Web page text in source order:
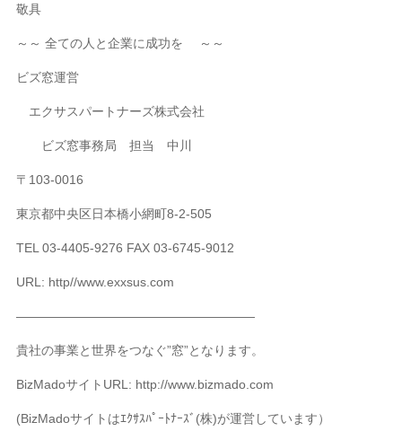
敬具
～～ 全ての人と企業に成功を ～～
ビズ窓運営
エクサスパートナーズ株式会社
ビズ窓事務局 担当 中川
〒103-0016
東京都中央区日本橋小網町8-2-505
TEL 03-4405-9276 FAX 03-6745-9012
URL: http//www.exxsus.com
———————————————————
貴社の事業と世界をつなぐ”窓”となります。
BizMadoサイトURL: http://www.bizmado.com
(BizMadoサイトはｴｸｻｽﾊﾟｰﾄﾅｰｽﾞ(株)が運営しています）